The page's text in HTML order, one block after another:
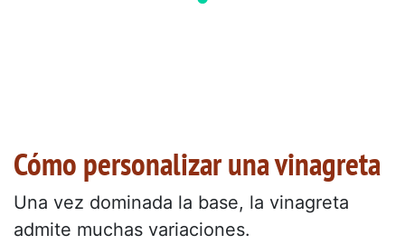
Cómo personalizar una vinagreta
Una vez dominada la base, la vinagreta
admite muchas variaciones.